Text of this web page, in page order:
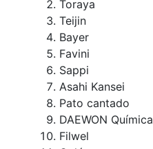
Toraya
Teijin
Bayer
Favini
Sappi
Asahi Kansei
Pato cantado
DAEWON Química
Filwel